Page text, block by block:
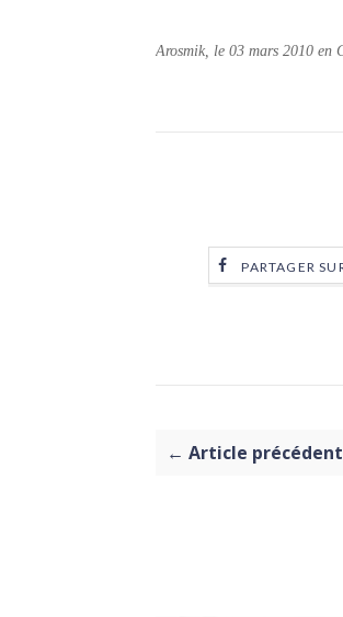
Arosmik, le 03 mars 2010 en
PARTAGER
← Article précédent